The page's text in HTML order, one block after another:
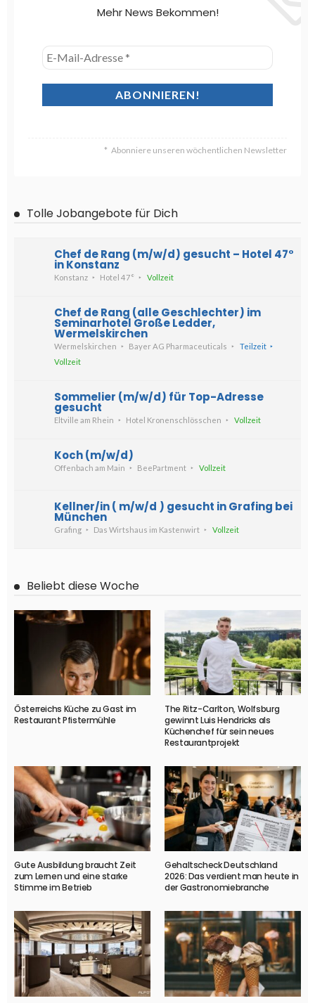
Mehr News Bekommen!
Abonniere unseren wöchentlichen Newsletter
Tolle Jobangebote für Dich
Chef de Rang (m/w/d) gesucht – Hotel 47°
in Konstanz
Konstanz Hotel 47° Vollzeit
Chef de Rang (alle Geschlechter) im
Seminarhotel Große Ledder,
Wermelskirchen
Wermelskirchen Bayer AG Pharmaceuticals
Teilzeit
Vollzeit
Sommelier (m/w/d) für Top-Adresse
gesucht
Eltville am Rhein Hotel Kronenschlösschen Vollzeit
Koch (m/w/d)
Offenbach am Main BeePartment Vollzeit
Kellner/in ( m/w/d ) gesucht in Grafing bei
München
Grafing Das Wirtshaus im Kastenwirt Vollzeit
Beliebt diese Woche
Österreichs Küche zu Gast im
Restaurant Pfistermühle
The Ritz-Carlton, Wolfsburg
gewinnt Luis Hendricks als
Küchenchef für sein neues
Restaurantprojekt
Gute Ausbildung braucht Zeit
zum Lernen und eine starke
Stimme im Betrieb
Gehaltscheck Deutschland
2026: Das verdient man heute in
der Gastronomiebranche